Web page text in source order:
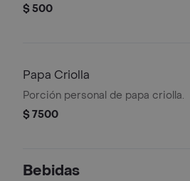
$ 500
Papa Criolla
Porción personal de papa criolla.
$ 7500
Bebidas